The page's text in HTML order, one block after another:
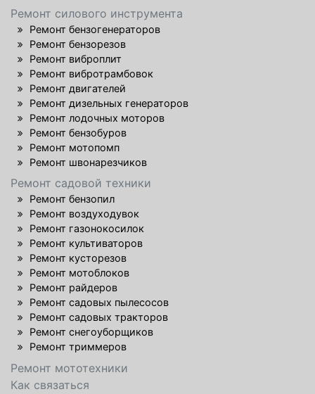
Ремонт силового инструмента
Ремонт бензогенераторов
Ремонт бензорезов
Ремонт виброплит
Ремонт вибротрамбовок
Ремонт двигателей
Ремонт дизельных генераторов
Ремонт лодочных моторов
Ремонт бензобуров
Ремонт мотопомп
Ремонт швонарезчиков
Ремонт садовой техники
Ремонт бензопил
Ремонт воздуходувок
Ремонт газонокосилок
Ремонт культиваторов
Ремонт кусторезов
Ремонт мотоблоков
Ремонт райдеров
Ремонт садовых пылесосов
Ремонт садовых тракторов
Ремонт снегоуборщиков
Ремонт триммеров
Ремонт мототехники
Как связаться